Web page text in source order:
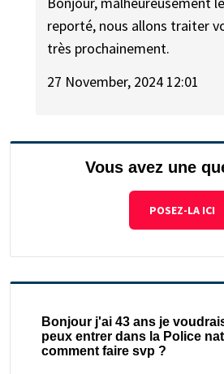
reporté, nous allons traiter
très prochainement.
27 November, 2024 12:01
Vous avez une
POSEZ-LA ICI
Bonjour j'ai 43 ans je
peux entrer dans la Police
comment faire svp ?